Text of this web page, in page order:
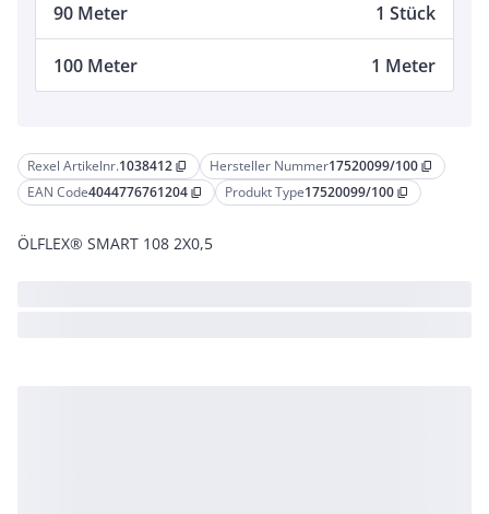
Rexel Artikelnr.1038412 content_copy Hersteller Nummer17520099/100 content_copy
EAN Code4044776761204 content_copy Produkt Type17520099/100 content_copy
ÖLFLEX® SMART 108 2X0,5
90 Meter 1 Stück
100 Meter 1 Meter